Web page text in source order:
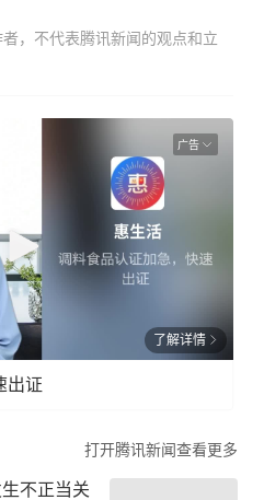
，不代表腾讯新闻的观点和立
广告
了解详情
出证
打开腾讯新闻查看更多
不正当关